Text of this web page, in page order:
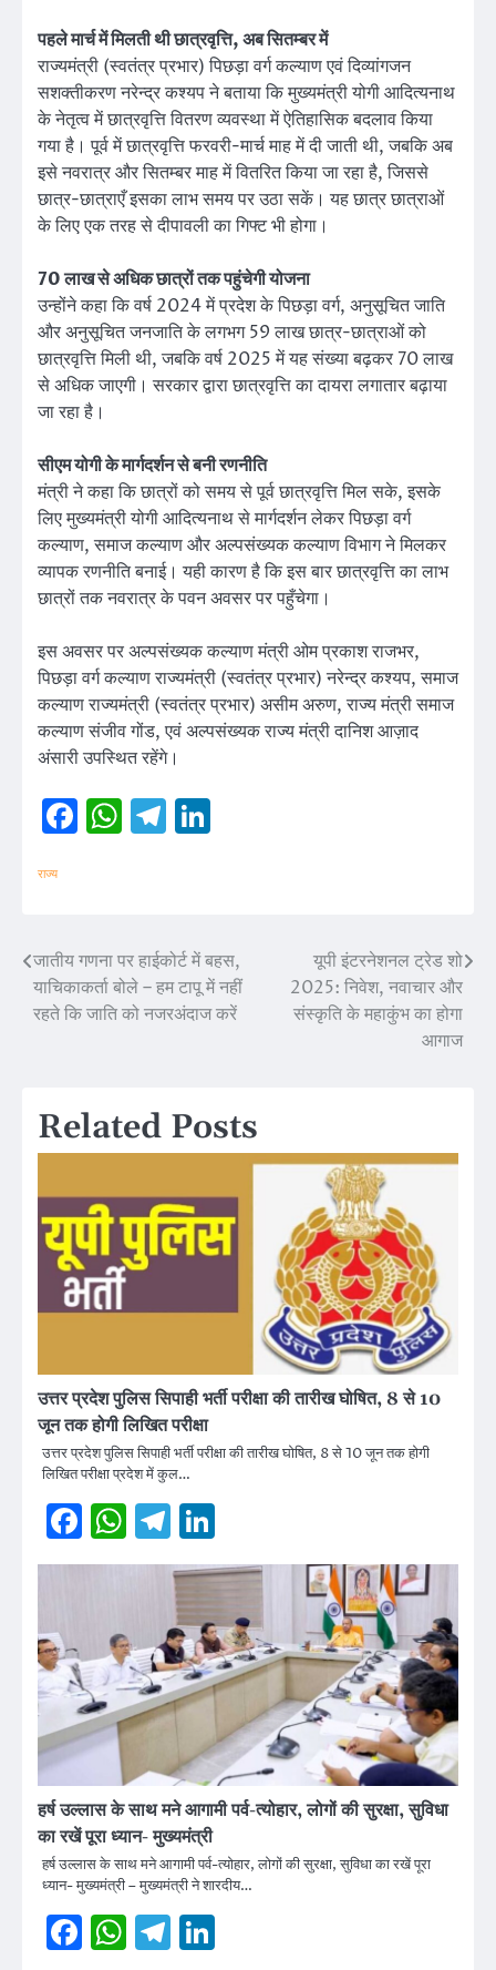
पहले मार्च में मिलती थी छात्रवृत्ति, अब सितम्बर में
राज्यमंत्री (स्वतंत्र प्रभार) पिछड़ा वर्ग कल्याण एवं दिव्यांगजन
सशक्तीकरण नरेन्द्र कश्यप ने बताया कि मुख्यमंत्री योगी आदित्यनाथ
के नेतृत्व में छात्रवृत्ति वितरण व्यवस्था में ऐतिहासिक बदलाव किया
गया है। पूर्व में छात्रवृत्ति फरवरी-मार्च माह में दी जाती थी, जबकि अब
इसे नवरात्र और सितम्बर माह में वितरित किया जा रहा है, जिससे
छात्र-छात्राएँ इसका लाभ समय पर उठा सकें। यह छात्र छात्राओं
के लिए एक तरह से दीपावली का गिफ्ट भी होगा।
70 लाख से अधिक छात्रों तक पहुंचेगी योजना
उन्होंने कहा कि वर्ष 2024 में प्रदेश के पिछड़ा वर्ग, अनुसूचित जाति
और अनुसूचित जनजाति के लगभग 59 लाख छात्र-छात्राओं को
छात्रवृत्ति मिली थी, जबकि वर्ष 2025 में यह संख्या बढ़कर 70 लाख
से अधिक जाएगी। सरकार द्वारा छात्रवृत्ति का दायरा लगातार बढ़ाया
जा रहा है।
सीएम योगी के मार्गदर्शन से बनी रणनीति
मंत्री ने कहा कि छात्रों को समय से पूर्व छात्रवृत्ति मिल सके, इसके
लिए मुख्यमंत्री योगी आदित्यनाथ से मार्गदर्शन लेकर पिछड़ा वर्ग
कल्याण, समाज कल्याण और अल्पसंख्यक कल्याण विभाग ने मिलकर
व्यापक रणनीति बनाई। यही कारण है कि इस बार छात्रवृत्ति का लाभ
छात्रों तक नवरात्र के पवन अवसर पर पहुँचेगा।
इस अवसर पर अल्पसंख्यक कल्याण मंत्री ओम प्रकाश राजभर,
पिछड़ा वर्ग कल्याण राज्यमंत्री (स्वतंत्र प्रभार) नरेन्द्र कश्यप, समाज
कल्याण राज्यमंत्री (स्वतंत्र प्रभार) असीम अरुण, राज्य मंत्री समाज
कल्याण संजीव गोंड, एवं अल्पसंख्यक राज्य मंत्री दानिश आज़ाद
अंसारी उपस्थित रहेंगे।
Facebook
WhatsApp
Telegram
राज्य
Post
navigation
जातीय गणना पर हाईकोर्ट में बहस,
याचिकाकर्ता बोले – हम टापू में नहीं
रहते कि जाति को नजरअंदाज करें
यूपी इंटरनेशनल ट्रेड शो
2025: निवेश, नवाचार और
संस्कृति के महाकुंभ का होगा
आगाज
Related Posts
उत्तर प्रदेश पुलिस सिपाही भर्ती परीक्षा की तारीख घोषित, 8 से 10
जून तक होगी लिखित परीक्षा
उत्तर प्रदेश पुलिस सिपाही भर्ती परीक्षा की तारीख घोषित, 8 से 10 जून तक होगी
लिखित परीक्षा प्रदेश में कुल…
Facebook
WhatsApp
Telegram
हर्ष उल्लास के साथ मने आगामी पर्व-त्योहार, लोगों की सुरक्षा, सुविधा
का रखें पूरा ध्यान- मुख्यमंत्री
हर्ष उल्लास के साथ मने आगामी पर्व-त्योहार, लोगों की सुरक्षा, सुविधा का रखें पूरा
ध्यान- मुख्यमंत्री – मुख्यमंत्री ने शारदीय…
Facebook
WhatsApp
Telegram